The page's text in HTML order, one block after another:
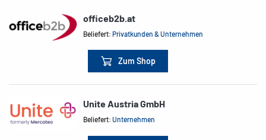
officeb2b.at
Beliefert:Privatkunden & Unternehmen
Zum Shop
Unite Austria GmbH
Beliefert:Unternehmen